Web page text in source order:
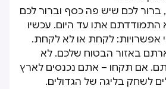
ברור לכם שיש פה כסף וברור לכם
אתו עד היום. עכשיו
אפשרויות: לקחת או לא לקחת.
באזור הבטוח שלכם. לא
אם תקחו – אתם נכנסים לארץ
לשחק בליגה של הגדולים.